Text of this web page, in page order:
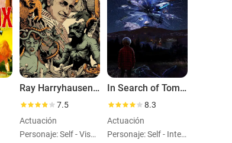
Ray Harryhausen: Special Effects Titan
7.5
Actuación
Personaje: Self - Visual Effects Supervisor of Star Wars
In Search of Tomorrow
8.3
Actuación
Personaje: Self - Interviewee